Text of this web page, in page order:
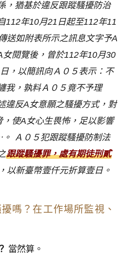
，猶基於違反跟蹤騷擾防治
112年10月21日起至112年11
送如附表所示之訊息文字予A
女閱覽後，曾於112年10月30
，以簡訊向Ａ０５表示：不
我，孰料Ａ０５竟不予理
違反A女意願之騷擾方式，對
使A女心生畏怖，足以影響
Ａ０５犯跟蹤騷擾防制法
跟蹤騷擾罪，處有期徒刑貳
以新臺幣壹仟元折算壹日。
嗎？在工作場所監視、
當然算。